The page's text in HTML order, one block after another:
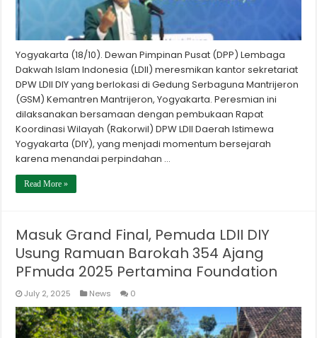
Yogyakarta (18/10). Dewan Pimpinan Pusat (DPP) Lembaga
Dakwah Islam Indonesia (LDII) meresmikan kantor sekretariat
DPW LDII DIY yang berlokasi di Gedung Serbaguna Mantrijeron
(GSM) Kemantren Mantrijeron, Yogyakarta. Peresmian ini
dilaksanakan bersamaan dengan pembukaan Rapat
Koordinasi Wilayah (Rakorwil) DPW LDII Daerah Istimewa
Yogyakarta (DIY), yang menjadi momentum bersejarah
karena menandai perpindahan …
Read More »
Masuk Grand Final, Pemuda LDII DIY
Usung Ramuan Barokah 354 Ajang
PFmuda 2025 Pertamina Foundation
July 2, 2025 News 0